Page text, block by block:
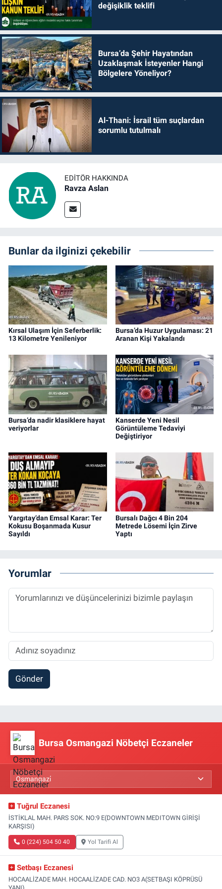
değişiklik teklifi
Bursa’da Şehir Hayatından
Uzaklaşmak İsteyenler Hangi
Bölgelere Yöneliyor?
Al-Thani: İsrail tüm suçlardan
sorumlu tutulmalı
EDITÖR HAKKINDA
Ravza Aslan
Bunlar da ilginizi çekebilir
Kırsal Ulaşım İçin Seferberlik:
13 Kilometre Yenileniyor
Bursa’da Huzur Uygulaması: 21
Aranan Kişi Yakalandı
Bursa’da nadir klasiklere hayat
veriyorlar
Kanserde Yeni Nesil
Görüntüleme Tedaviyi
Değiştiriyor
Yargıtay’dan Emsal Karar: Ter
Kokusu Boşanmada Kusur
Sayıldı
Bursalı Dağcı 4 Bin 204
Metrede Lösemi İçin Zirve
Yaptı
Yorumlar
Gönder
Bursa Osmangazi Nöbetçi Eczaneler
Tuğrul Eczanesi
İSTİKLAL MAH. PARS SOK. NO:9 E(DOWNTOWN MEDITOWN GİRİŞİ
KARŞISI)
0 (224) 504 50 40 Yol Tarifi Al
Setbaşı Eczanesi
HOCAALİZADE MAH. HOCAALİZADE CAD. NO3 A(SETBAŞI KÖPRÜSÜ